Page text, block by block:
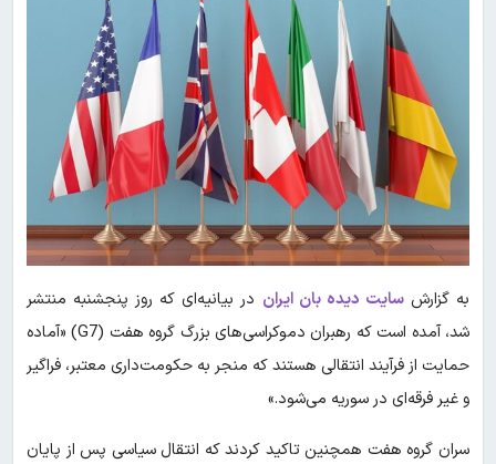
به گزارشسایت دیده بان ایران در بیانیه‌ای که روز پنجشنبه منتشر
شد، آمده است که رهبران دموکراسی‌های بزرگ گروه هفت (G7) «آماده
حمایت از فرآیند انتقالی هستند که منجر به حکومت‌داری معتبر، فراگیر
و غیر فرقه‌ای در سوریه می‌شود.»
سران گروه هفت همچنین تاکید کردند که انتقال سیاسی پس از پایان